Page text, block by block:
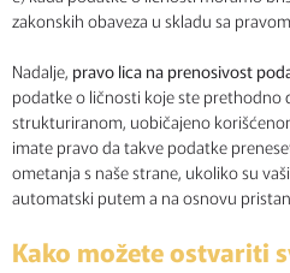
zakonskih obaveza u skladu sa
Nadalje, pravo lica na prenosivost
podatke o ličnosti koje ste prethodno
strukturiranom, uobičajeno
imate pravo da takve podatke
ometanja s naše strane, ukoliko su
automatski putem a na osnovu
Kako možete ostvariti